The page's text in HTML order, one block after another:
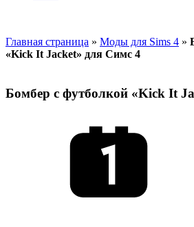
Главная страница » Моды для Sims 4 »
«Kick It Jacket» для Симс 4
Бомбер с футболкой «Kick It